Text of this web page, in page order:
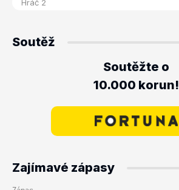
Soutěž
Soutěžte o
10.000 korun!
Zajímavé zápasy